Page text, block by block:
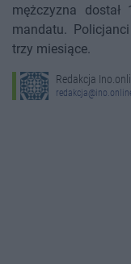
mężczyzna
mandatu.
trzy miesiące.
Redakcja